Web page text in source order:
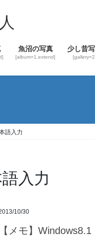
魚沼の写真
[album=1,extend]
少し昔
語入力
入力
10/30
【メモ】